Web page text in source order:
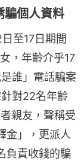
騙個人資料
至17日期間
，年齡介乎17
誰」電話騙案
對22名年齡
親友，聲稱受
金」，更派人
負責收錢的騙